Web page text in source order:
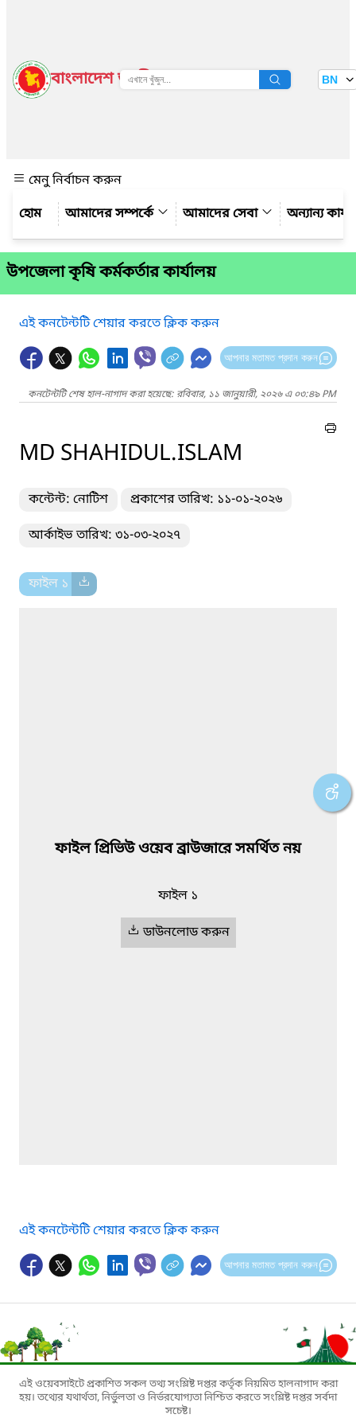
বাংলাদেশ জাতীয় তথ্য বাতায়ন BN
মেনু নির্বাচন করুন
আমাদের সম্পর্কে
আমাদের সেবা অন্যান্য
উপজেলা কৃষি কর্মকর্তার কার্যালয়
এই কনটেন্টটি শেয়ার করতে ক্লিক করুন
আপনার মতামত প্রদান করুন
কনটেন্টটি শেষ হাল-নাগাদ করা হয়েছে: রবিবার, ১১ জানুয়ারী, ২০২৬ এ ০৩:৪৯ PM
MD SHAHIDUL.ISLAM
কন্টেন্ট: নোটিশ প্রকাশের তারিখ: ১১-০১-২০২৬
আর্কাইভ তারিখ: ৩১-০৩-২০২৭
ফাইল ১
ফাইল প্রিভিউ ওয়েব ব্রাউজারে সমর্থিত নয়
ফাইল ১
ডাউনলোড করুন
এই কনটেন্টটি শেয়ার করতে ক্লিক করুন
আপনার মতামত প্রদান করুন
এই ওয়েবসাইটে প্রকাশিত সকল তথ্য সংশ্লিষ্ট দপ্তর কর্তৃক নিয়মিত হালনাগাদ করা
হয়। তথ্যের যথার্থতা, নির্ভুলতা ও নির্ভরযোগ্যতা নিশ্চিত করতে সংশ্লিষ্ট দপ্তর সর্বদা
সচেষ্ট।